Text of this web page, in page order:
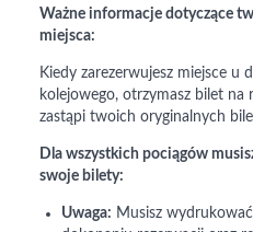
Ważne informacje dotyczące
miejsca:
Kiedy zarezerwujesz miejsce u
kolejowego, otrzymasz bilet na
zastąpi twoich oryginalnych
Dla wszystkich pociągów
swoje bilety:
Uwaga: Musisz